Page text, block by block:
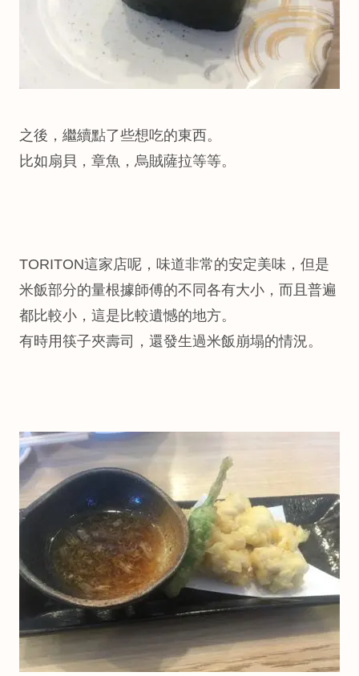
之後，繼續點了些想吃的東西。
比如扇貝，章魚，烏賊薩拉等等。
TORITON這家店呢，味道非常的安定美味，但是
米飯部分的量根據師傅的不同各有大小，而且普遍
都比較小，這是比較遺憾的地方。
有時用筷子夾壽司，還發生過米飯崩塌的情況。